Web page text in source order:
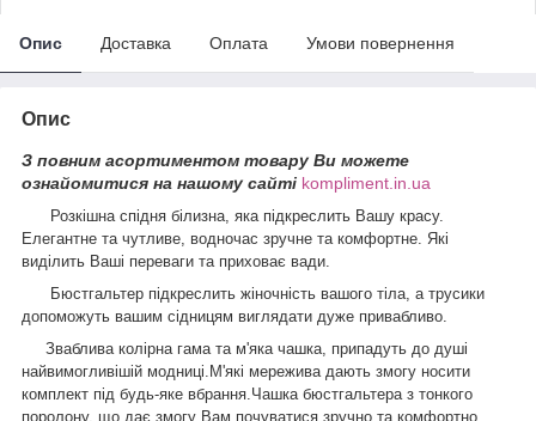
Опис Доставка Оплата Умови повернення
Опис
З повним асортиментом товару Ви можете
ознайомитися на нашому сайті kompliment.in.ua
Розкішна спідня білизна, яка підкреслить Вашу красу.
Елегантне та чутливе, водночас зручне та комфортне. Які
виділить Ваші переваги та приховає вади.
Бюстгальтер підкреслить жіночність вашого тіла, а трусики
допоможуть вашим сідницям виглядати дуже привабливо.
Зваблива колірна гама та м'яка чашка, припадуть до душі
найвимогливішій модниці.М'які мережива дають змогу носити
комплект під будь-яке вбрання.Чашка бюстгальтера з тонкого
поролону, що дає змогу Вам почуватися зручно та комфортно